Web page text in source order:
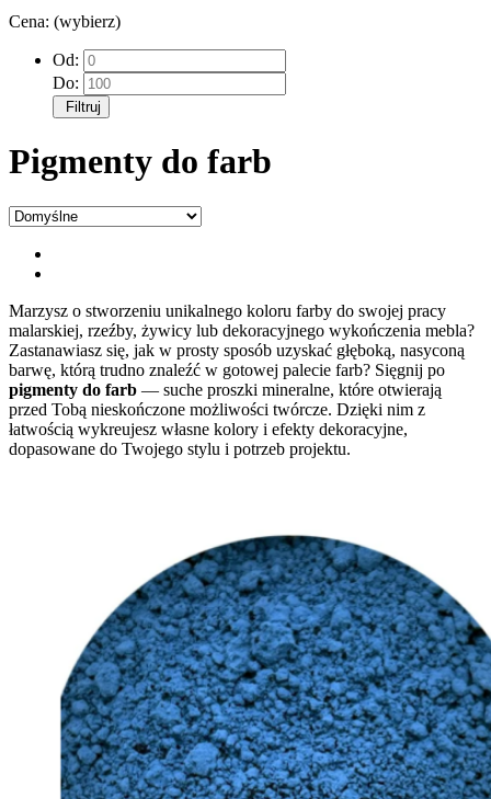
Cena: (wybierz)
Od:
Do:
Filtruj
Pigmenty do farb
Marzysz o stworzeniu unikalnego koloru farby do swojej pracy
malarskiej, rzeźby, żywicy lub dekoracyjnego wykończenia mebla?
Zastanawiasz się, jak w prosty sposób uzyskać głęboką, nasyconą
barwę, którą trudno znaleźć w gotowej palecie farb? Sięgnij po
pigmenty do farb — suche proszki mineralne, które otwierają
przed Tobą nieskończone możliwości twórcze. Dzięki nim z
łatwością wykreujesz własne kolory i efekty dekoracyjne,
dopasowane do Twojego stylu i potrzeb projektu.